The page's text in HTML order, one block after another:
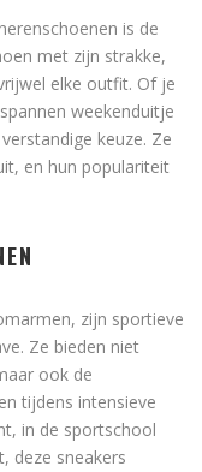
is de
met zijn strakke,
elke outfit. Of je
weekenduitje
keuze. Ze
en hun populariteit
zijn sportieve
Ze bieden niet
ook de
tijdens intensieve
in de sportschool
deze sneakers